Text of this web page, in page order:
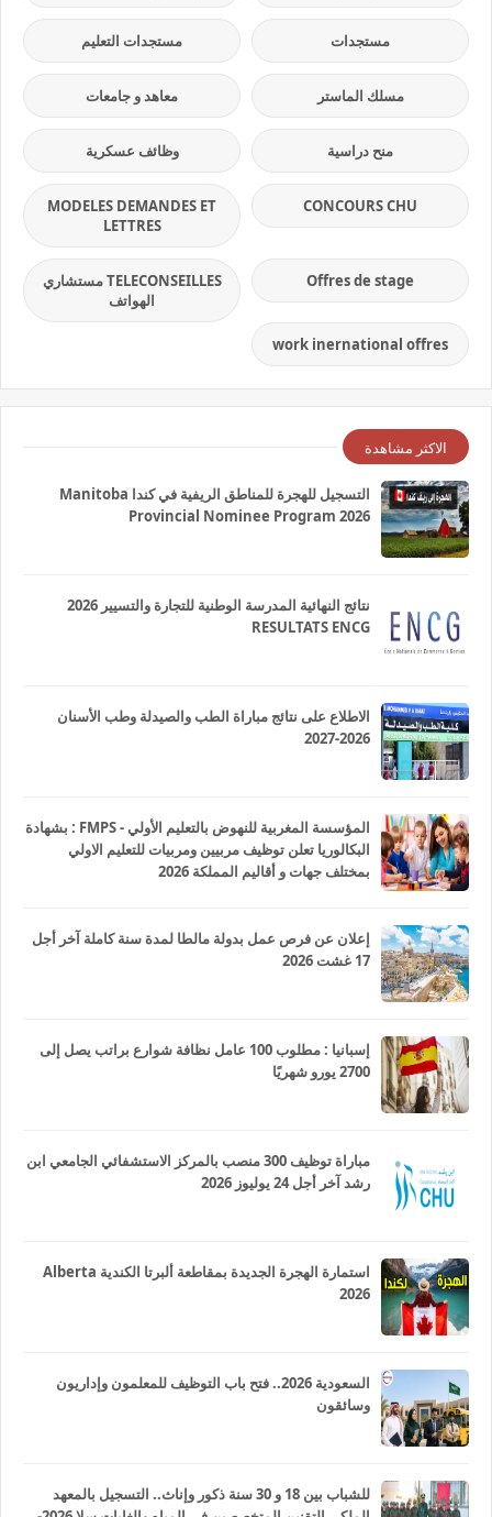
مستجدات مستجدات التعليم
مسلك الماستر معاهد و جامعات
منح دراسية وظائف عسكرية
CONCOURS CHU
MODELES DEMANDES ET
LETTRES
Offres de stage
TELECONSEILLES مستشاري
الهواتف
work inernational offres
الاكثر مشاهدة
التسجيل للهجرة للمناطق الريفية في كندا Manitoba
Provincial Nominee Program 2026
نتائج النهائية المدرسة الوطنية للتجارة والتسيير 2026
RESULTATS ENCG
الاطلاع على نتائج مباراة الطب والصيدلة وطب الأسنان
2026-2027
المؤسسة المغربية للنهوض بالتعليم الأولي - FMPS : بشهادة
البكالوريا تعلن توظيف مربيين ومربيات للتعليم الاولي
بمختلف جهات و أقاليم المملكة 2026
إعلان عن فرص عمل بدولة مالطا لمدة سنة كاملة آخر أجل
17 غشت 2026
إسبانيا : مطلوب 100 عامل نظافة شوارع براتب يصل إلى
2700 يورو شهريًا
مباراة توظيف 300 منصب بالمركز الاستشفائي الجامعي ابن
رشد آخر أجل 24 يوليوز 2026
استمارة الهجرة الجديدة بمقاطعة ألبرتا الكندية Alberta
2026
السعودية 2026.. فتح باب التوظيف للمعلمون وإداريون
وسائقون
للشباب بين 18 و 30 سنة ذكور وإناث.. التسجيل بالمعهد